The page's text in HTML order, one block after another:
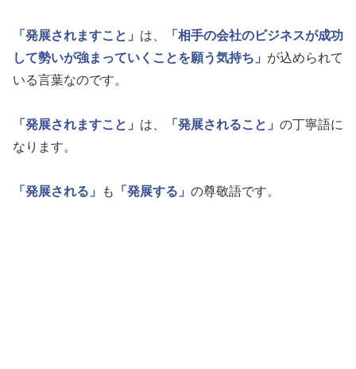
「発展されますこと」 は、
「相手の会社のビジネスが成功
して勢いが強まっていくことを願う気持ち」 が込められて
いる言葉なのです。
「発展されますこと」 は、 「発展されること」 の丁寧語に
なります。
「発展される」 も 「発展する」 の尊敬語です。